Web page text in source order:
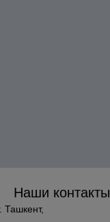
Наши контакты
Ташкент,